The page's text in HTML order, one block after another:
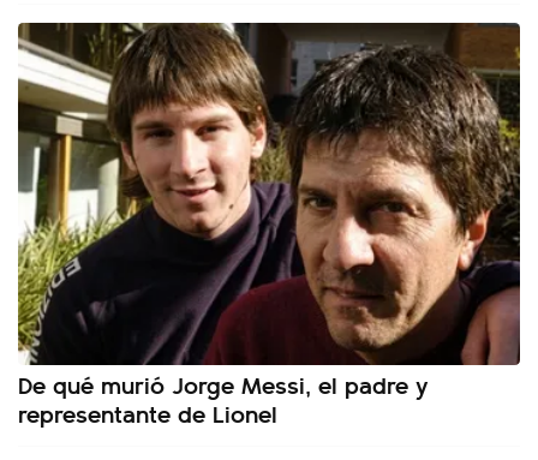
De qué murió Jorge Messi, el padre y
representante de Lionel